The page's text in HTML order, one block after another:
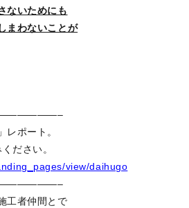
ないためにも
まわないことが
レポート。
ださい。
view/daihugo
工者仲間とで